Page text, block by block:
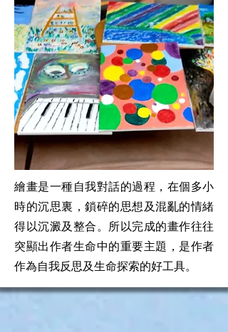
繪畫是一種自我對話的過程，在個多小
時的沉思裏，鎖碎的思想及混亂的情緒
得以沉澱及整合。所以完成的畫作往往
突顯出作者生命中的重要主題，是作者
作為自我反思及生命探索的好工具。